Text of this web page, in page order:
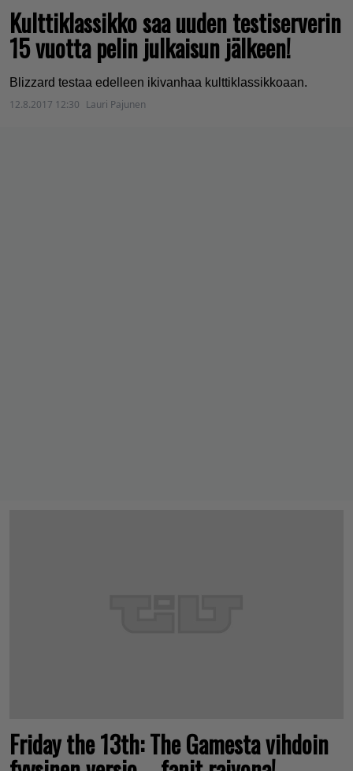
Kulttiklassikko saa uuden testiserverin
15 vuotta pelin julkaisun jälkeen!
Blizzard testaa edelleen ikivanhaa kulttiklassikkoaan.
12.8.2017 12:30 Lauri Pajunen
Friday the 13th: The Gamesta vihdoin